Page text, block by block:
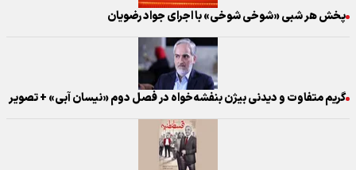
پخش هر شبی «شوخی شوخی» با اجرای جواد رضویان
گریم متفاوت و دیدنی بیژن بنفشه‌خواه در فصل دوم «نیسان آبی» + تصویر